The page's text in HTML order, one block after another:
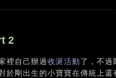
2
裡自己辦過收涎活動了，不過
於剛出生的小寶寶在傳統上